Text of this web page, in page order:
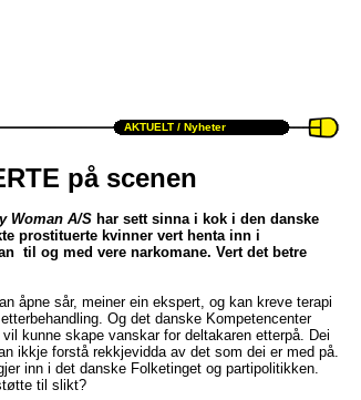
AKTUELT / Nyheter
på scenen
Woman A/S har sett sinna i kok i den danske
prostituerte kvinner vert henta inn i
til og med vere narkomane. Vert det betre
åpne sår, meiner ein ekspert, og kan kreve terapi
Og det danske Kompetencenter
kunne skape vanskar for deltakaren etterpå. Dei
ikkje forstå rekkjevidda av det som dei er med på.
inn i det danske Folketinget og partipolitikken.
til slikt?